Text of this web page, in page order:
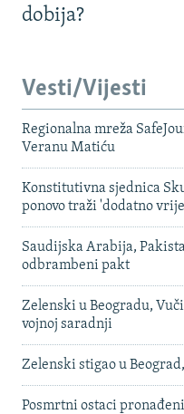
dobija?
Vesti/Vijesti
Regionalna mreža
Veranu Matiću
Konstitutivna sjednica
ponovo traži 'dodatno
Saudijska Arabija,
odbrambeni pakt
Zelenski u Beogradu,
vojnoj saradnji
Zelenski stigao u
Posmrtni ostaci